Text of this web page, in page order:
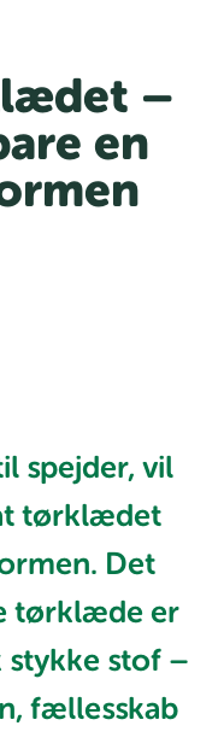
–
en
spejder, vil
tørklædet
Det
tørklæde er
stykke stof –
fællesskab